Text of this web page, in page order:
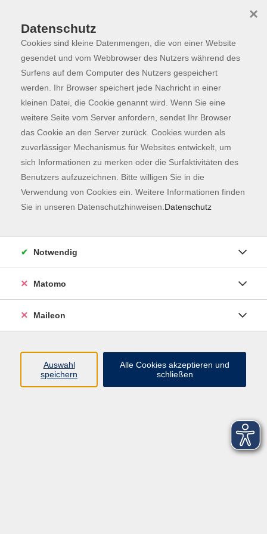
Skip to main content
Programm
Der Kurs konnte nicht gefunden werden.
Kontaktformular
Impressum
AGB
Datenschutzerklärung
Datenschutz
Cookies sind kleine Datenmengen, die von einer Website
gesendet und vom Webbrowser des Nutzers während des
Surfens auf dem Computer des Nutzers gespeichert
werden. Ihr Browser speichert jede Nachricht in einer
kleinen Datei, die Cookie genannt wird. Wenn Sie eine
weitere Seite vom Server anfordern, sendet Ihr Browser
das Cookie an den Server zurück. Cookies wurden als
zuverlässiger Mechanismus für Websites entwickelt, um
sich Informationen zu merken oder die Surfaktivitäten des
Benutzers aufzuzeichnen. Bitte willigen Sie in die
Verwendung von Cookies ein. Weitere Informationen finden
Sie in unseren Datenschutzhinweisen. Datenschutz
×
Notwendig
Matomo
Maileon
Auswahl
speichern
Alle Cookies akzeptieren und
schließen